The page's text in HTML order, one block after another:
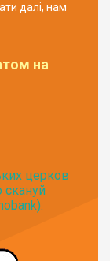
далі, нам
на
церков
скануй